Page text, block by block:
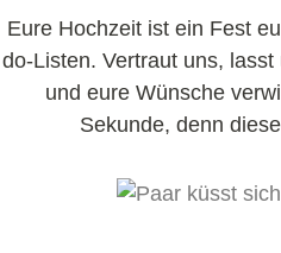
Eure Hochzeit ist ein Fest
do-Listen. Vertraut uns,
und eure Wünsche
Sekunde, denn